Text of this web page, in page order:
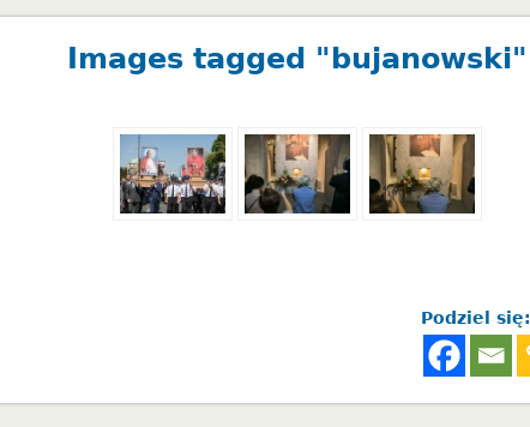
Images tagged "bujanowski"
Podziel się: